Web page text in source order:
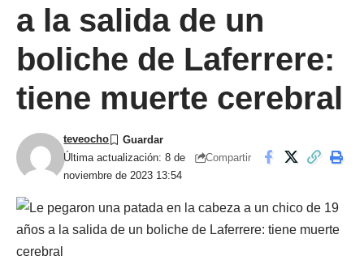
a la salida de un
boliche de Laferrere:
tiene muerte cerebral
Última actualización: 8 de
noviembre de 2023 13:54
teveocho
Compartir